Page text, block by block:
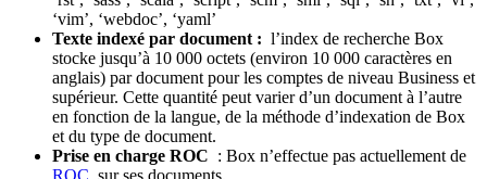
‘vim’, ‘webdoc’, ‘yaml’
Texte indexé par document : l’index de recherche Box
stocke jusqu’à 10 000 octets (environ 10 000 caractères en
anglais) par document pour les comptes de niveau Business et
supérieur. Cette quantité peut varier d’un document à l’autre
en fonction de la langue, de la méthode d’indexation de Box
et du type de document.
Prise en charge ROC : Box n’effectue pas actuellement de